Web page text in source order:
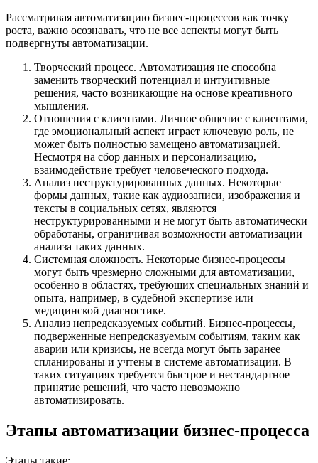
Рассматривая автоматизацию бизнес-процессов как точку
роста, важно осознавать, что не все аспекты могут быть
подвергнуты автоматизации.
Творческий процесс. Автоматизация не способна
заменить творческий потенциал и интуитивные
решения, часто возникающие на основе креативного
мышления.
Отношения с клиентами. Личное общение с клиентами,
где эмоциональный аспект играет ключевую роль, не
может быть полностью замещено автоматизацией.
Несмотря на сбор данных и персонализацию,
взаимодействие требует человеческого подхода.
Анализ неструктурированных данных. Некоторые
формы данных, такие как аудиозаписи, изображения и
тексты в социальных сетях, являются
неструктурированными и не могут быть автоматически
обработаны, ограничивая возможности автоматизации
анализа таких данных.
Системная сложность. Некоторые бизнес-процессы
могут быть чрезмерно сложными для автоматизации,
особенно в областях, требующих специальных знаний и
опыта, например, в судебной экспертизе или
медицинской диагностике.
Анализ непредсказуемых событий. Бизнес-процессы,
подверженные непредсказуемым событиям, таким как
аварии или кризисы, не всегда могут быть заранее
спланированы и учтены в системе автоматизации. В
таких ситуациях требуется быстрое и нестандартное
принятие решений, что часто невозможно
автоматизировать.
Этапы автоматизации бизнес-процесса
Этапы такие: